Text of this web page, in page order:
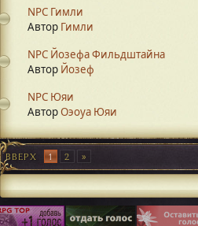
NPC Гимли
Автор Гимли
NPC Йозефа Фильдштайна
Автор Йозеф
NPC Юяи
АвторОэоуа Юяи
ВВЕРХ 1 2